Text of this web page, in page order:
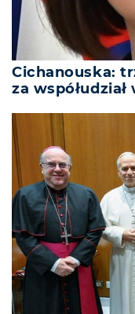
Cichanouska:
za